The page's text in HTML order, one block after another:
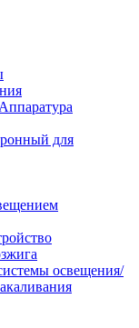
Аппаратура
для
освещения/